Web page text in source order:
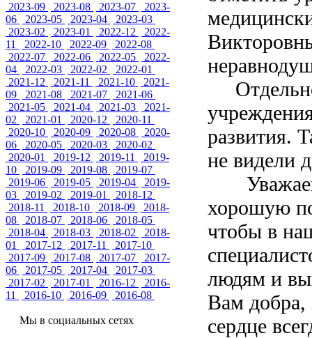
2023-09
2023-08 2023-07
2023-
06
2023-05 2023-04
2023-03
2023-02
2023-01 2022-12
2022-
11
2022-10 2022-09
2022-08
2022-07
2022-06 2022-05
2022-
04
2022-03 2022-02
2022-01
2021-12
2021-11 2021-10
2021-
09
2021-08 2021-07
2021-06
2021-05
2021-04 2021-03
2021-
02
2021-01 2020-12
2020-11
2020-10
2020-09 2020-08
2020-
06
2020-05 2020-03
2020-02
2020-01
2019-12 2019-11
2019-
10
2019-09 2019-08
2019-07
2019-06
2019-05 2019-04
2019-
03
2019-02 2019-01
2018-12
2018-11
2018-10 2018-09
2018-
08
2018-07 2018-06
2018-05
2018-04
2018-03 2018-02
2018-
01
2017-12 2017-11
2017-10
2017-09
2017-08 2017-07
2017-
06
2017-05 2017-04
2017-03
2017-02
2017-01 2016-12
2016-
11
2016-10 2016-09 2016-08
Мы в социальных сетях
развития.
не видели
хорошую
чтобы в
людям и
Вам добра,
сердце